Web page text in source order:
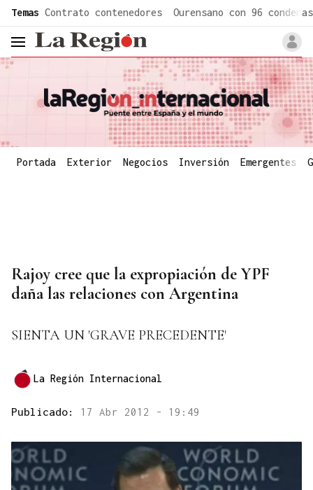
Temas Contrato contenedores Ourensano con 96 condenas
header.menu.open
Portada Exterior Negocios Inversión Emergentes
Rajoy cree que la expropiación de YPF
daña las relaciones con Argentina
SIENTA UN 'GRAVE PRECEDENTE'
La Región Internacional
Publicado: 17 Abr 2012 - 19:49